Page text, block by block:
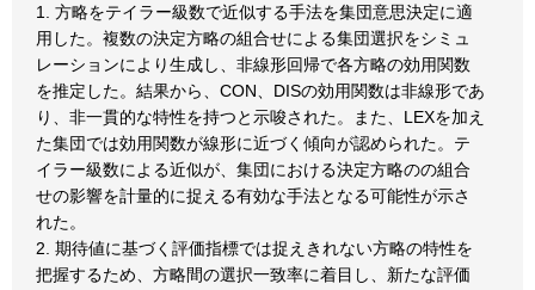
1. 方略をテイラー級数で近似する手法を集団意思決定に適
用した。複数の決定方略の組合せによる集団選択をシミュ
レーションにより生成し、非線形回帰で各方略の効用関数
を推定した。結果から、CON、DISの効用関数は非線形であ
り、非一貫的な特性を持つと示唆された。また、LEXを加え
た集団では効用関数が線形に近づく傾向が認められた。テ
イラー級数による近似が、集団における決定方略のの組合
せの影響を計量的に捉える有効な手法となる可能性が示さ
れた。
2. 期待値に基づく評価指標では捉えきれない方略の特性を
把握するため、方略間の選択一致率に着目し、新たな評価